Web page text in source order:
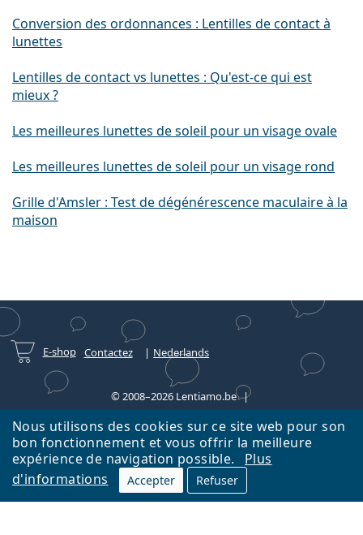
Nous utilisons des cookies sur ce site web pour son
bon fonctionnement et vous offrir la meilleure
expérience de navigation possible.
Plus
d'informations
Accepter Refuser
Conversion des ordonnances : Lentilles de contact à
lunettes
Lentilles de contact vs lunettes : Qu'est-ce qui est
mieux ?
Les meilleures lunettes de soleil pour un visage ovale
Les meilleures lunettes de soleil pour un visage rond
Grille d'Amsler : Test de dégénérescence maculaire à la
maison
E-shop Contactez Nederlands
© 2008–2026 Lentiamo.be
Un service en ligne pour vous depuis 18 ans.